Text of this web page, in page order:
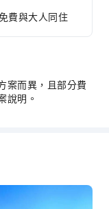
費與大人同住
案而異，且部分費
說明。